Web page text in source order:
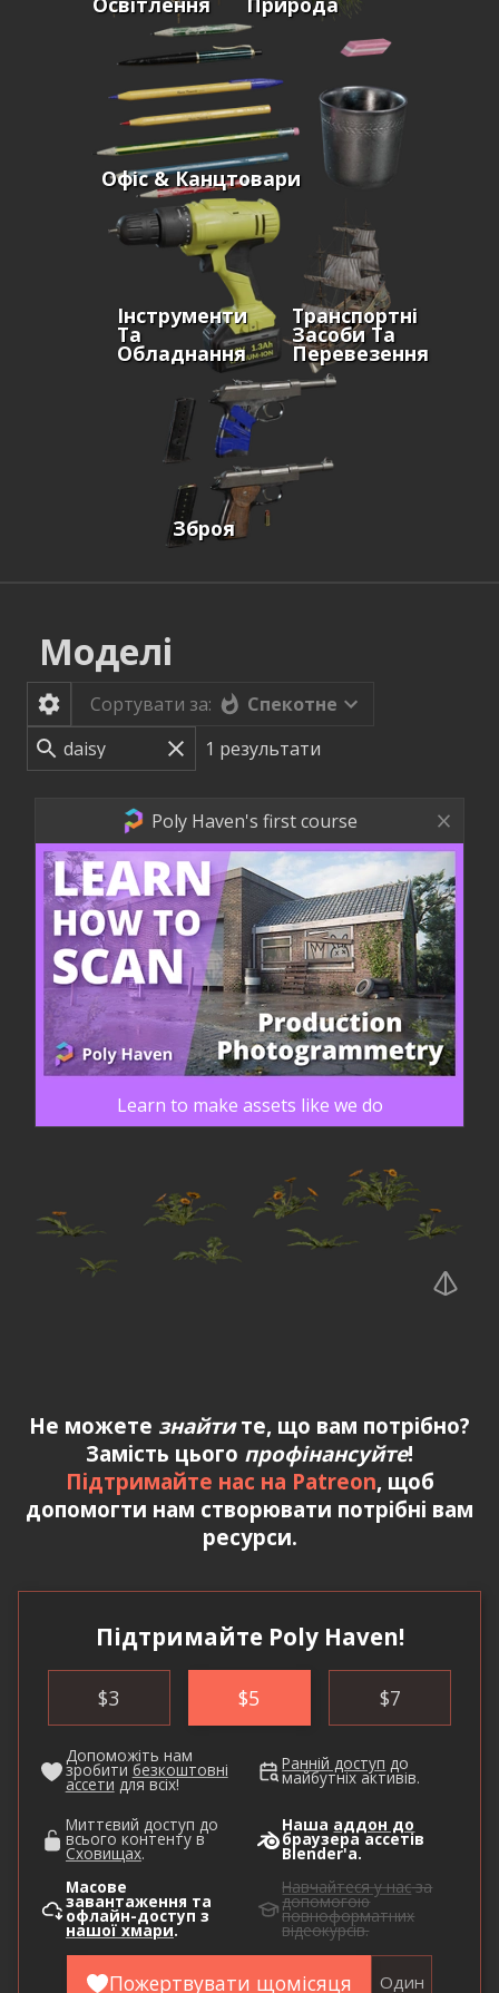
Офіс & Канцтовари
Інструменти
Та
Обладнання
Транспортні
Засоби Та
Перевезення
Зброя
Моделі
Сортувати за:
Спекотне
1 результати
Poly Haven's first course
Learn to make assets like we do
Не можете знайтите, що вам потрібно?
Замість цього профінансуйте!
Підтримайте нас на Patreon, щоб
допомогти нам створювати потрібні вам
ресурси.
Підтримайте Poly Haven!
$3 $5 $7
Допоможіть нам
зробити безкоштовні
ассети для всіх!
Ранній доступ до
майбутніх активів.
Миттєвий доступ до
всього контенту в
Сховищах.
Наша аддон до
браузера ассетів
Blender'а.
Масове
завантаження та
офлайн-доступ з
нашої хмари.
Навчайтеся у насза
допомогою
повноформатних
відеокурсів.
Пожертвувати щомісяця Один